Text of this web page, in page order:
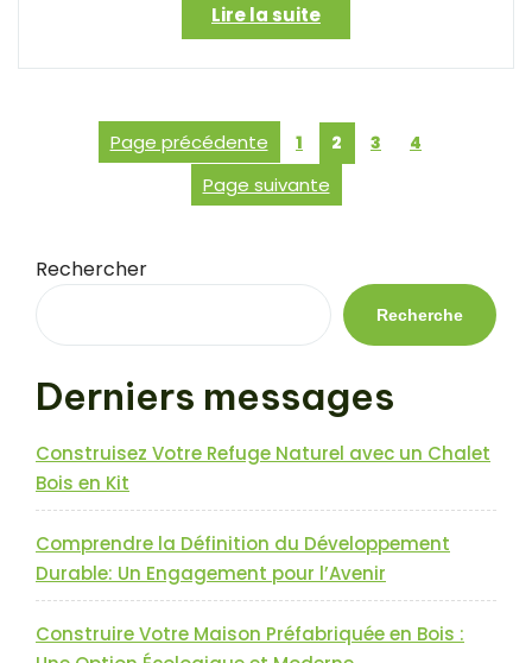
Lire la suite« Maîtriser
l’art
de
:
entre
technologie
et
Posts
pagination
Page précédente Page
1 Page
2 Page
3 Page
4
Page suivante
Rechercher
Recherche
Derniers messages
Construisez Votre Refuge Naturel avec un Chalet
Bois en Kit
Comprendre la Définition du Développement
Durable: Un Engagement pour l’Avenir
Construire Votre Maison Préfabriquée en Bois :